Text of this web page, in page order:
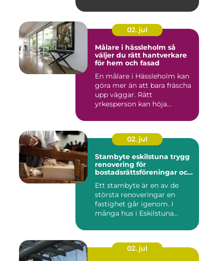
02. jul
Målare i hässleholm så
väljer du rätt hantverkare
för hem och fasad
En målare i Hässleholm kan
göra mer än att bara fräscha
upp väggar. Rätt
yrkesperson kan höja
02. jul
Stambyte eskilstuna trygg
renovering för
bostadsrättsföreningar och
Ett stambyte är en av de
största renoveringar en
fastighet går igenom. I
många hus i Eskilstuna
02. jul